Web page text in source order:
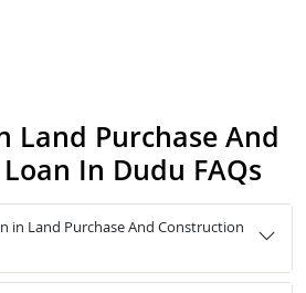
Land Purchase And
In Dudu FAQs
in Land Purchase And Construction